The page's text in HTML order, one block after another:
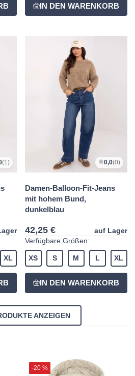
(1)
XL
0,0(0)
Damen-Balloon-Fit-Jeans
mit hohem Bund,
dunkelblau
42,25 €
auf Lager
Verfügbare Größen:
XS S M L XL
ANZEIGEN
-20 %